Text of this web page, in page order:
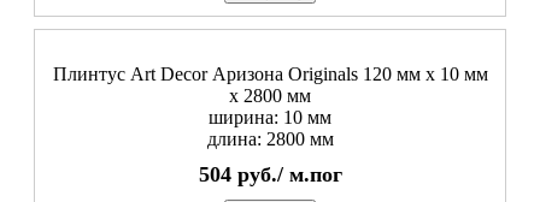
Плинтус Art Decor Аризона Originals 120 мм х 10 мм
х 2800 мм
ширина: 10 мм
длина: 2800 мм
504 руб./ м.пог